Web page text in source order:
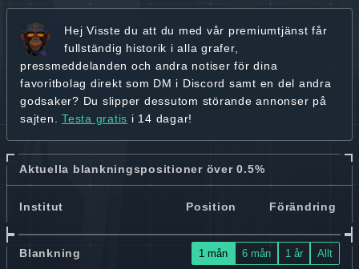
Hej Visste du att du med vår premiumtjänst får
fullständig historik i alla grafer,
pressmeddelanden och andra notiser för dina
favoritbolag direkt som DM i Discord samt en del andra
godsaker? Du slipper dessutom störande annonser på
sajten. Testa gratis i 14 dagar!
Aktuella blankningspositioner över 0.5%
Institut Position Förändring
Blankning 1 mån 6 mån 1 år Allt